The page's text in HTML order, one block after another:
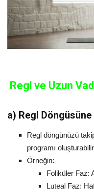
Regl ve Uzun
a) Regl
Regl döngünüzü
programı
Örneğin:
Foliküler Faz:
Luteal Faz: